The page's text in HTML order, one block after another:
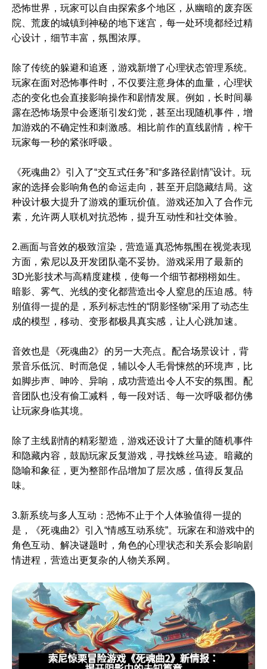
恐怖世界，玩家可以自由探索多个地区，从幽暗的废弃医
院、荒废的城镇到神秘的地下迷宫，每一处环境都经过精
心设计，细节丰富，氛围浓厚。
除了传统的躲避和追逐，游戏新增了心理状态管理系统。
玩家在面对恐怖事件时，不仅要注意身体的血量，心理状
态的变化也会直接影响操作和剧情发展。例如，长时间暴
露在恐怖场景中会逐渐引发幻觉，甚至出现随机事件，增
加游戏的不确定性和刺激感。相比前作的直线剧情，榨干
玩家每一秒的紧张呼吸。
《死魂曲2》引入了“交互式任务”和“多路径剧情”设计。玩
家的选择会影响角色的命运走向，甚至开启隐藏结局。这
种设计极大提升了游戏的重玩价值。游戏还加入了合作元
素，允许两人联机对抗恐怖，提升互动性和社交体验。
2.画面与音效的极致渲染，营造逼真恐怖氛围在视觉表现
方面，索尼以及开发团队毫不妥协。游戏采用了最新的
3D光影技术与高精度建模，使每一个细节都栩栩如生。
暗影、雾气、光线的变化都营造出令人窒息的压迫感。特
别值得一提的是，系列标志性的“阴影怪物”采用了动态生
成的模型，移动、变形都极具真实感，让人心跳加速。
音效也是《死魂曲2》的另一大亮点。配合场景设计，背
景音乐低沉、时而急促，辅以令人毛骨悚然的环境声，比
如脚步声、呻吟、异响，成功营造出令人不安的氛围。配
音团队也没有偷工减料，每一段对话、每一次呼吸都仿佛
让玩家身临其境。
除了主线剧情的精彩塑造，游戏还设计了大量的随机事件
和隐藏内容，鼓励玩家反复游戏，寻找蛛丝马迹。暗藏的
隐喻和象征，更为整部作品增加了层次感，值得反复品
味。
3.新系统与多人互动：恐怖不止于个人体验值得一提的
是，《死魂曲2》引入“情感互动系统”。玩家在和游戏中的
角色互动、解决谜题时，角色的心理状态和关系会影响剧
情进程，营造出更复杂的人物关系网。